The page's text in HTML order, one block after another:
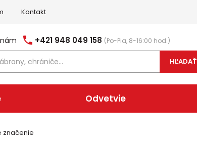
Kontakt
+421 948 049 158 (Po-Pia, 8-16:00 hod.)
HĽADAŤ
Odvetvie
značenie